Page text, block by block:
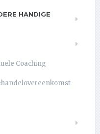
HANDIGE
Coaching